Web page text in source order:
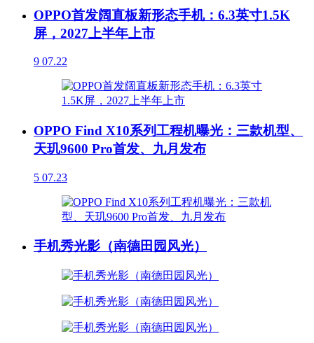
OPPO首发阔直板新形态手机：6.3英寸1.5K
屏，2027上半年上市
9 07.22
OPPO Find X10系列工程机曝光：三款机型、
天玑9600 Pro首发、九月发布
5 07.23
手机秀光影（南德田园风光）